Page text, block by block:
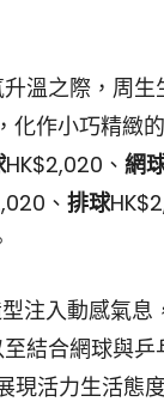
溫之際，周
化作小巧精緻
HK$2,020、 網
、 排球
入動感氣息
結合網球與
現活力生活態